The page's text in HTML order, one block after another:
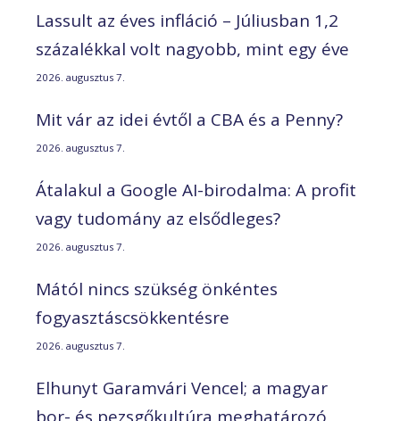
Lassult az éves infláció – Júliusban 1,2
százalékkal volt nagyobb, mint egy éve
2026. augusztus 7.
Mit vár az idei évtől a CBA és a Penny?
2026. augusztus 7.
Átalakul a Google AI-birodalma: A profit
vagy tudomány az elsődleges?
2026. augusztus 7.
Mától nincs szükség önkéntes
fogyasztáscsökkentésre
2026. augusztus 7.
Elhunyt Garamvári Vencel; a magyar